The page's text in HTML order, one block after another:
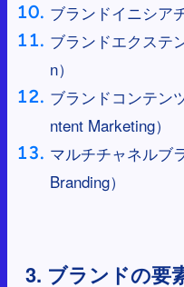
ブランドイニシア
ブランドエクステ
n）
ブランドコンテン
ntent Marketing）
マルチチャネルブ
Branding）
3. ブランドの要